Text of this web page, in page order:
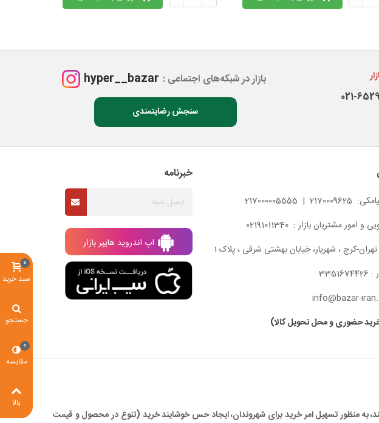
021-
بازار در شبکه‌های اجتماعی : hyper__bazar
سنجش رضایتمندی
217000005555
مشتریان بازار : 02191011340
کرج ، شهریار، خیابان بهشتی شرقی ، پلاک 1
حضوری و محل تحویل کالا)
خبرنامه
اپ اندروید هایپر بازار
به منظور تسهیل امر خرید برای شهروندان، ایجاد حس خوشایند خرید (تنوع در محصول و قیمت
سبد خرید
0
جستجو
مقایسه
0
بالا